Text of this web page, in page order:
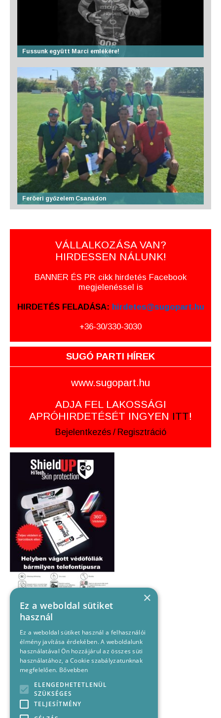
Fussunk együtt Marci emlékére!
Feröeri győzelem Csanádon
VÁLLALKOZÁSA VAN?
HIRDESSEN NÁLUNK!
BANNER ÉS PR cikk hirdetés Facebook
megjelenéssel is
HIRDETÉS FELADÁSA: hirdetes@sugopart.hu
+36-30/330-3030
SUGÓ PARTI HÍREK
www.sugopart.hu
ADJA FEL LAKOSSÁGI
APRÓHIRDETÉSÉT INGYEN ITT!
Bejelentkezés / Regisztráció
×
Ez a weboldal sütiket
használ
Ez a weboldal sütiket használ a felhasználói
élmény javítása érdekében. A weboldalunk
használatával Ön hozzájárul az összes süti
használatához, a Cookie szabályzatunknak
megfelelően. Bővebben
ELENGEDHETETLENÜL
SZÜKSÉGES
TELJESÍTMÉNY